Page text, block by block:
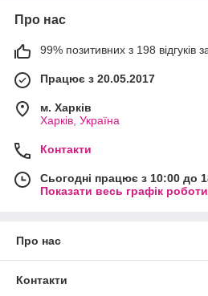
Про нас
99% позитивних з 198 відгуків
Працює з 20.05.2017
м. Харків
Харків, Україна
Контакти
Сьогодні працює з 10:00 до
Показати весь графік роботи
Про нас
Контакти